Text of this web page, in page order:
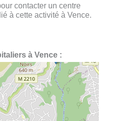
contacter un centre
à cette activité à Vence.
à Vence :